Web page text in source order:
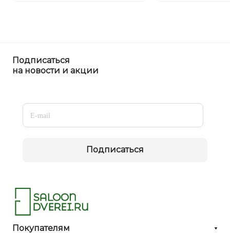
Подписаться
на новости и акции
Подписаться
Покупателям